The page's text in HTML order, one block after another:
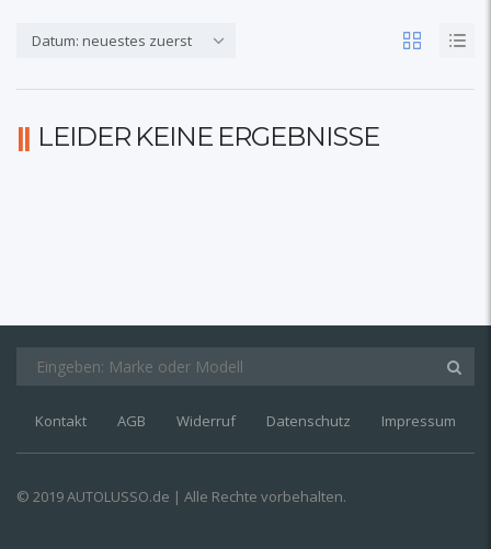
Datum: neuestes zuerst
LEIDER KEINE ERGEBNISSE
Kontakt AGB Widerruf Datenschutz Impressum
© 2019 AUTOLUSSO.de | Alle Rechte vorbehalten.